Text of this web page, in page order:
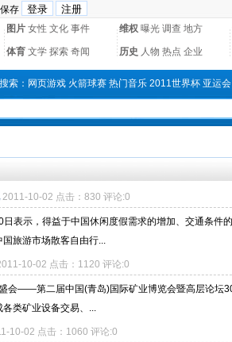
保存
图片 女性 文化 事件 维权 曝光 调查 地方
体育 文学 探索 奇闻 历史 人物 热点 企业
索： 网页游戏 火箭球赛 热门音乐 2011世界杯 亚运会
2011-10-02 点击：830 评论:0
表示，得益于中国休闲度假需求的增加、交通条件
旅游市场散客自由行...
10-02 点击：1120 评论:0
会——第二届中国(青岛)国际矿业博览会暨高层论坛
类矿业设备交易、...
10-02 点击：1060 评论:0